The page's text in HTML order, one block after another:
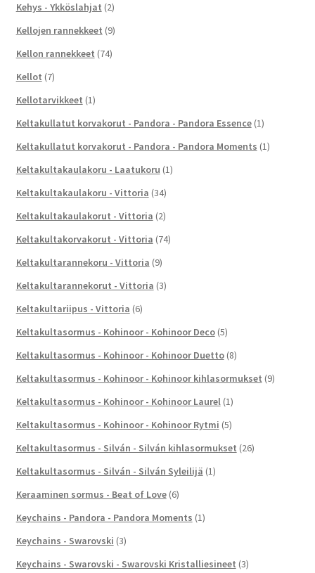
Kehys - Ykköslahjat (2)
Kellojen rannekkeet (9)
Kellon rannekkeet (74)
Kellot (7)
Kellotarvikkeet (1)
Keltakullatut korvakorut - Pandora - Pandora Essence (1)
Keltakullatut korvakorut - Pandora - Pandora Moments (1)
Keltakultakaulakoru - Laatukoru (1)
Keltakultakaulakoru - Vittoria (34)
Keltakultakaulakorut - Vittoria (2)
Keltakultakorvakorut - Vittoria (74)
Keltakultarannekoru - Vittoria (9)
Keltakultarannekorut - Vittoria (3)
Keltakultariipus - Vittoria (6)
Keltakultasormus - Kohinoor - Kohinoor Deco (5)
Keltakultasormus - Kohinoor - Kohinoor Duetto (8)
Keltakultasormus - Kohinoor - Kohinoor kihlasormukset (9)
Keltakultasormus - Kohinoor - Kohinoor Laurel (1)
Keltakultasormus - Kohinoor - Kohinoor Rytmi (5)
Keltakultasormus - Silván - Silván kihlasormukset (26)
Keltakultasormus - Silván - Silván Syleilijä (1)
Keraaminen sormus - Beat of Love (6)
Keychains - Pandora - Pandora Moments (1)
Keychains - Swarovski (3)
Keychains - Swarovski - Swarovski Kristalliesineet (3)